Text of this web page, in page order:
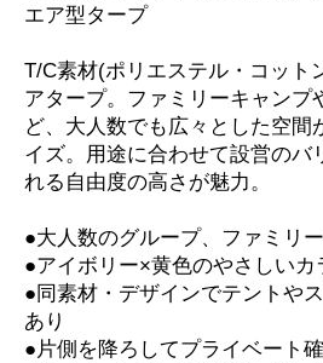
エア型タープ
T/C素材(ポリエステル・コット
アタープ。ファミリーキャンプ
ど、大人数でも広々とした空間
イズ。用途に合わせて設営のバ
れる自由度の高さが魅力。
●大人数のグループ、ファミリ
●アイボリー×黄色のやさしいカ
●同素材・デザインでテントや
あり
●片側を降ろしてプライベート